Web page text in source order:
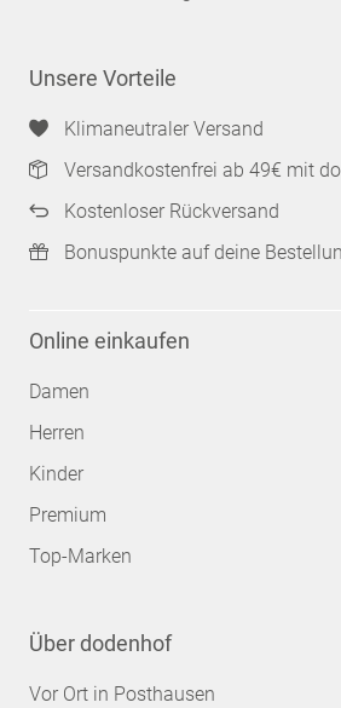
Unsere Vorteile
Klimaneutraler Versand
Versandkostenfrei ab 49€ mit
Kostenloser Rückversand
Bonuspunkte auf deine
Online einkaufen
Damen
Herren
Kinder
Premium
Top-Marken
Über dodenhof
Vor Ort in Posthausen